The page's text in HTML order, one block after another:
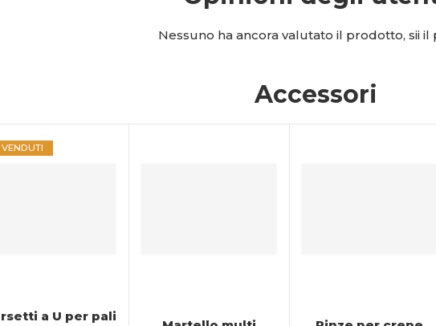
Nessuno ha ancora valutato il prodotto, sii il
Accessori
a U per pali